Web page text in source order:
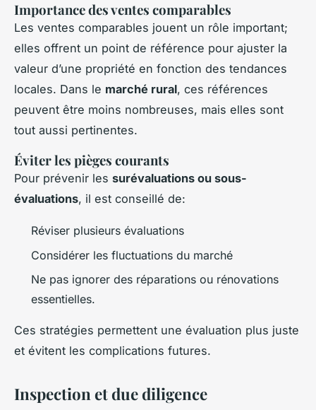
Importance des ventes comparables
Les ventes comparables jouent un rôle important;
elles offrent un point de référence pour ajuster la
valeur d’une propriété en fonction des tendances
locales. Dans le marché rural, ces références
peuvent être moins nombreuses, mais elles sont
tout aussi pertinentes.
Éviter les pièges courants
Pour prévenir les surévaluations ou sous-
évaluations, il est conseillé de:
Réviser plusieurs évaluations
Considérer les fluctuations du marché
Ne pas ignorer des réparations ou rénovations
essentielles.
Ces stratégies permettent une évaluation plus juste
et évitent les complications futures.
Inspection et due diligence